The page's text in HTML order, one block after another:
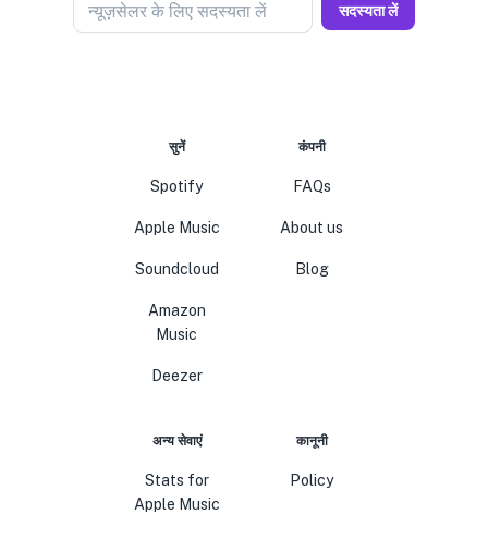
न्यूज़सेलर के लिए सदस्यता लें सदस्यता लें
सुनें
Spotify
Apple Music
Soundcloud
Amazon
Music
Deezer
कंपनी
FAQs
About us
Blog
अन्य सेवाएं
Stats for
Apple Music
कानूनी
Policy